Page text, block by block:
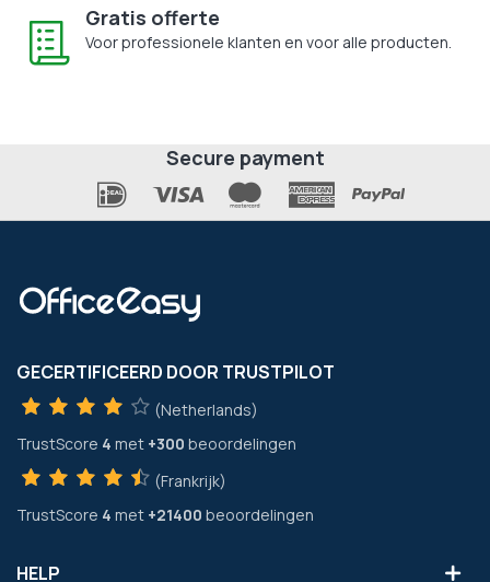
Gratis offerte
Voor professionele klanten en voor alle producten.
Secure payment
GECERTIFICEERD DOOR TRUSTPILOT
(Netherlands)
TrustScore 4 met +300 beoordelingen
(Frankrijk)
TrustScore 4 met +21400 beoordelingen
HELP